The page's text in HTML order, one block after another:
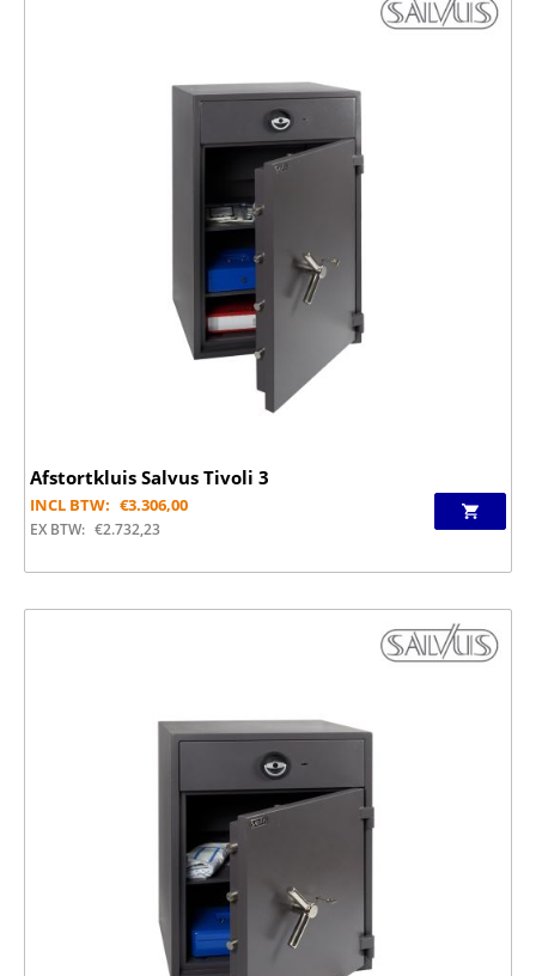
Afstortkluis Salvus Tivoli 3
INCL BTW: €3.306,00
EX BTW: €2.732,23